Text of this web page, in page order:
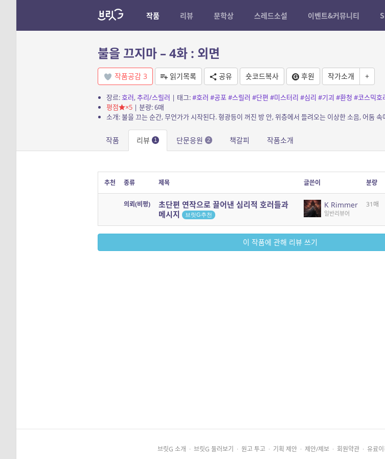
작품 리뷰 문학상 스레드소설 이벤트&커뮤니티
불을 끄지마 – 4화 : 외면
작품공감 3 읽기목록 공유 숏코드복사 후원 작가소개 +
장르:호러, 추리/스릴러 | 태그:#호러 #공포#스릴러 #단편 #미스터리 #심리 #기괴 #환청 #코스믹호
평점
×5| 분량: 6매
작품 리뷰 1 단문응원 2 책갈피 작품소개
추천 종류 제목 글쓴이 분량
의뢰(비평)
초단편 연작으로 끌어낸 심리적 호러들과
메시지
브릿G추천
K Rimmer
일반리뷰어
31매
이 작품에 관해 리뷰 쓰기
브릿G 소개 · 브릿G 둘러보기 · 원고 투고 · 기획 제안 · 제안/제보 · 회원약관 · 유료